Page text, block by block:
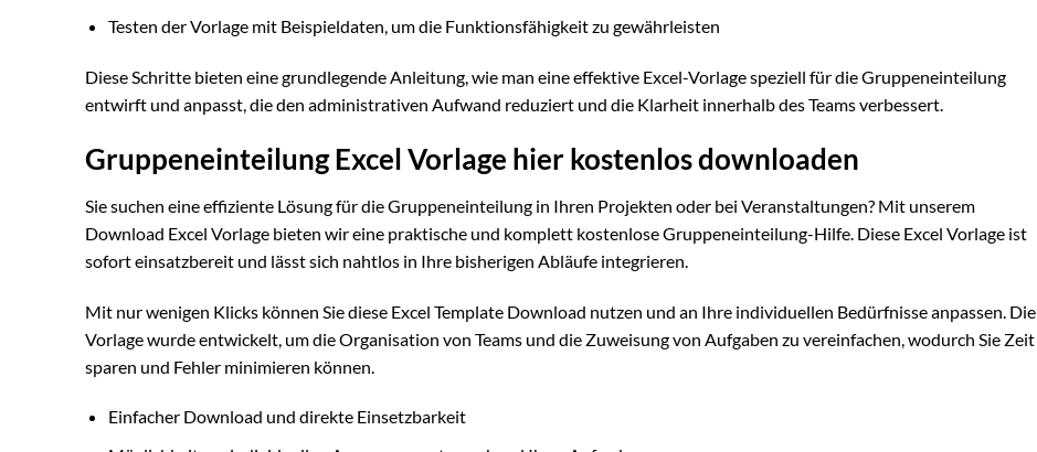
Testen der Vorlage mit Beispieldaten, um die Funktionsfähigkeit zu gewährleisten
Diese Schritte bieten eine grundlegende Anleitung, wie man eine effektive Excel-Vorlage speziell für die Gruppeneinteilung
entwirft und anpasst, die den administrativen Aufwand reduziert und die Klarheit innerhalb des Teams verbessert.
Gruppeneinteilung Excel Vorlage hier kostenlos downloaden
Sie suchen eine effiziente Lösung für die Gruppeneinteilung in Ihren Projekten oder bei Veranstaltungen? Mit unserem
Download Excel Vorlage bieten wir eine praktische und komplett kostenlose Gruppeneinteilung-Hilfe. Diese Excel Vorlage ist
sofort einsatzbereit und lässt sich nahtlos in Ihre bisherigen Abläufe integrieren.
Mit nur wenigen Klicks können Sie diese Excel Template Download nutzen und an Ihre individuellen Bedürfnisse anpassen. Die
Vorlage wurde entwickelt, um die Organisation von Teams und die Zuweisung von Aufgaben zu vereinfachen, wodurch Sie Zeit
sparen und Fehler minimieren können.
Einfacher Download und direkte Einsetzbarkeit